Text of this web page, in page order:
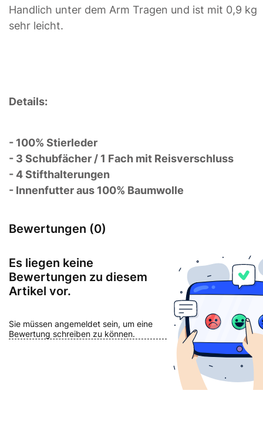
Handlich unter dem Arm Tragen und ist mit 0,9 kg
sehr leicht.
Details:
- 100% Stierleder
- 3 Schubfächer / 1 Fach mit Reisverschluss
- 4 Stifthalterungen
- Innenfutter aus 100% Baumwolle
Bewertungen (0)
Es liegen keine
Bewertungen zu diesem
Artikel vor.
Sie müssen angemeldet sein, um eine
Bewertung schreiben zu können.